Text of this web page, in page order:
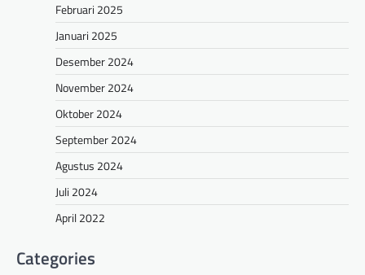
Februari 2025
Januari 2025
Desember 2024
November 2024
Oktober 2024
September 2024
Agustus 2024
Juli 2024
April 2022
Categories